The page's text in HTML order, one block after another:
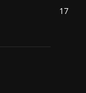
17